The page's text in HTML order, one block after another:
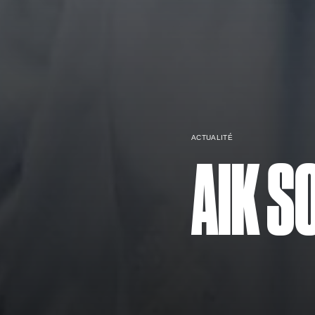
ACTUALITÉ
AIK